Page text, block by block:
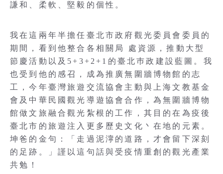
謙和、柔軟、堅毅的個性。
我在這兩年半擔任臺北市政府觀光委員會委員的
期間，看到他整合各相關局 處資源，推動大型
節慶活動以及5+3+2+1的臺北巿政建設藍圖。我
也受到他的感召，成為推廣無圍牆博物館的志
工，今年臺灣旅遊交流協會主動與上海文教基金
會及中華民國觀光導遊協會合作，為無圍牆博物
館做文旅融合觀光紮根的工作，其目的在為疫後
臺北市的旅遊注入更多歷史文化丶在地的元素。
坤爸的金句：「走過泥濘的道路，才會留下深刻
的足跡。」謹以這句話與受疫情重創的觀光產業
共勉！